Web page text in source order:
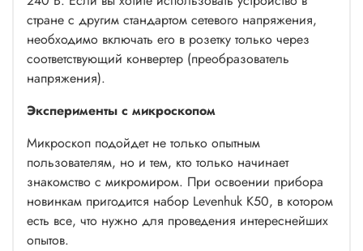
стране с другим стандартом сетевого напряжения,
необходимо включать его в розетку только через
соответствующий конвертер (преобразователь
напряжения).
Эксперименты с микроскопом
Микроскоп подойдет не только опытным
пользователям, но и тем, кто только начинает
знакомство с микромиром. При освоении прибора
новинкам пригодится набор Levenhuk K50, в котором
есть все, что нужно для проведения интереснейших
опытов.